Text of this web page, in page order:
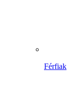
Férfiak